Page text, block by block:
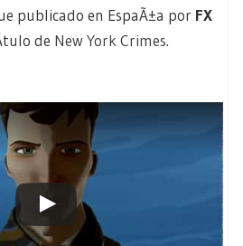
publicado en EspaÃ±a por FX
de New York Crimes.